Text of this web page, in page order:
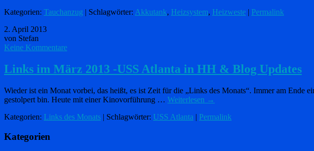
Kategorien: Tauchanzug | Schlagwörter: Akkutank, Heizsystem, Heizweste
Permalink
2. April 2013
von Stefan
Keine Kommentare
Links im März 2013 -USS Atlanta in HH & Blog Updates
Wieder ist ein Monat vorbei, das heißt, es ist Zeit für die „Links des Monats“. Immer am Ende
gestolpert bin. Heute mit einer Kinovorführung … Weiterlesen →
Kategorien: Links des Monats | Schlagwörter: USS Atlanta | Permalink
Kategorien